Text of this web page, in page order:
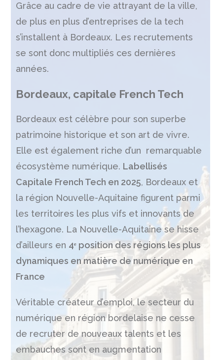
Grâce au cadre de vie attrayant de la ville,
de plus en plus d’entreprises de la tech
s’installent à Bordeaux. Les recrutements
se sont donc multipliés ces dernières
années.
Bordeaux, capitale French Tech
Bordeaux est célèbre pour son superbe
patrimoine historique et son art de vivre.
Elle est également riche d’un remarquable
écosystème numérique. Labellisés
Capitale French Tech en 2025, Bordeaux et
la région Nouvelle-Aquitaine figurent parmi
les territoires les plus vifs et innovants de
l’hexagone. La Nouvelle-Aquitaine se hisse
d’ailleurs en 4ᵉ position des régions les plus
dynamiques en matière de numérique en
France
Véritable créateur d’emploi, le secteur du
numérique en région bordelaise ne cesse
de recruter de nouveaux talents et les
embauches sont en augmentation